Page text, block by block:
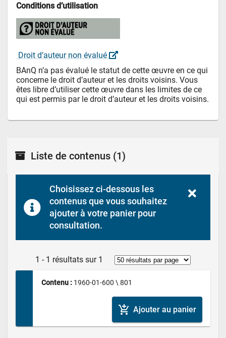
Conditions d’utilisation
Droit d’auteur non évalué
BAnQ n’a pas évalué le statut de cette œuvre en ce qui
concerne le droit d’auteur et les droits voisins. Vous
êtes libre d’utiliser cette œuvre dans les limites de ce
qui est permis par le droit d’auteur et les droits voisins.
Liste de contenus (1)
Choisissez ci-dessous les
contenus que vous souhaitez
ajouter à votre panier pour
consultation.
1 - 1 résultats sur 1
Contenu : 1960-01-600 \ 801
add_shopping_cart Ajouter au panier